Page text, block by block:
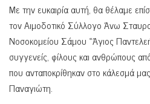
Με την ευκαιρία αυτή, θα θέλαμε
τον Αιμοδοτικό Σύλλογο Άνω
Νοσοκομείου Σάμου «Άγιος
συγγενείς, φίλους και ανθρώπους
που ανταποκρίθηκαν στο κάλεσμά
Παναγιώτη.